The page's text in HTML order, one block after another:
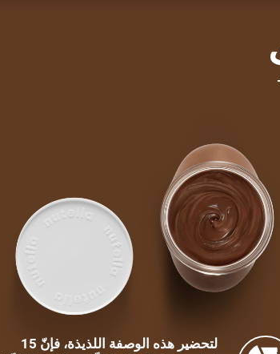
لتحضير هذه الوصفة اللذيذة، فإنّ 15